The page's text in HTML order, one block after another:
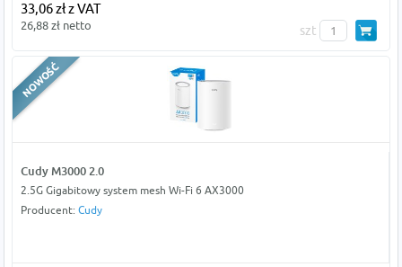
33,06 zł z VAT
26,88 zł netto szt
Cudy M3000 2.0
2.5G Gigabitowy system mesh Wi-Fi 6 AX3000
Producent: Cudy